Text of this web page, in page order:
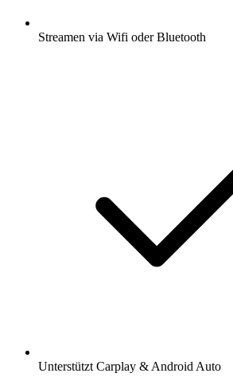
Streamen via Wifi oder Bluetooth
Unterstützt Carplay & Android Auto